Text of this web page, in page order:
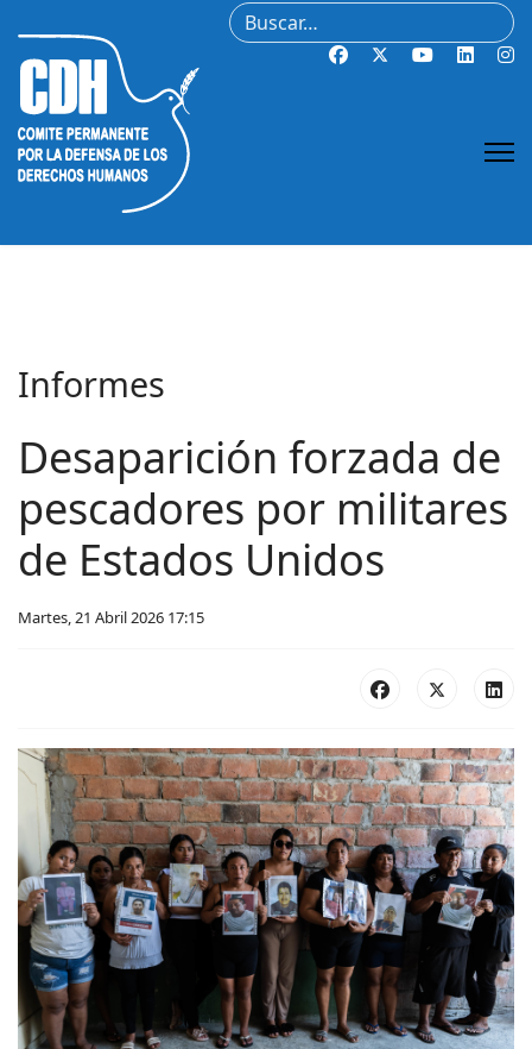
Buscar
Informes
Desaparición forzada de
pescadores por militares
de Estados Unidos
Martes, 21 Abril 2026 17:15